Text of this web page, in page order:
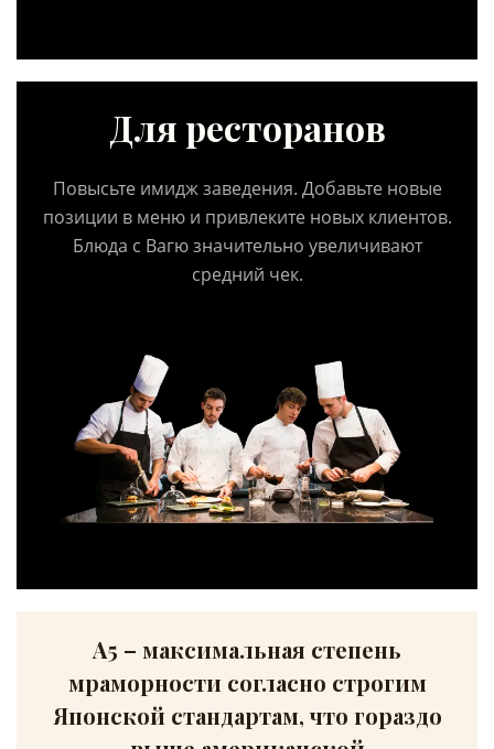
Для ресторанов
Повысьте имидж заведения. Добавьте новые
позиции в меню и привлеките новых клиентов.
Блюда с Вагю значительно увеличивают
средний чек.
А5 – максимальная степень
мраморности согласно строгим
Японской стандартам, что гораздо